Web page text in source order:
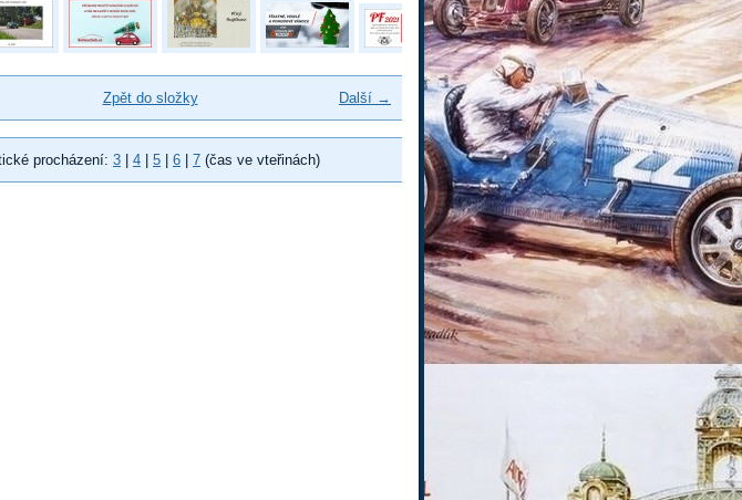
Další →
Zpět do složky
procházení: 3 4 5 6 7 (čas ve vteřinách)